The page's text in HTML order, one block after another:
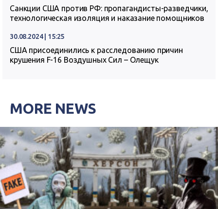
Санкции США против РФ: пропагандисты-разведчики,
технологическая изоляция и наказание помощников
30.08.2024 | 15:25
США присоединились к расследованию причин
крушения F-16 Воздушных Сил – Олещук
MORE NEWS